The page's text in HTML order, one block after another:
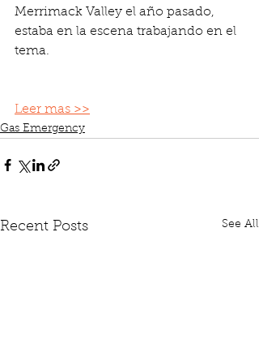
Merrimack Valley el año pasado,
estaba en la escena trabajando en el
tema.
Leer mas >>
Gas Emergency
Recent Posts See All